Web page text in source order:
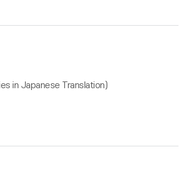
in Japanese Translation)